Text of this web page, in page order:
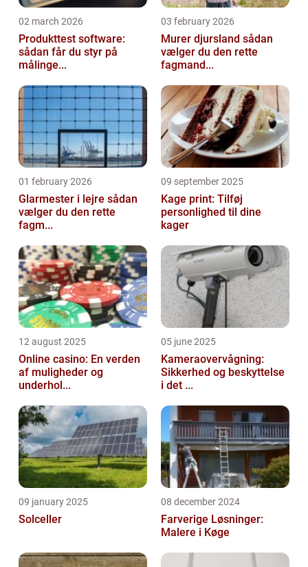
02 march 2026
Produkttest software:
sådan får du styr på
målinge...
03 february 2026
Murer djursland sådan
vælger du den rette
fagmand...
01 february 2026
Glarmester i lejre sådan
vælger du den rette
fagm...
09 september 2025
Kage print: Tilføj
personlighed til dine
kager
12 august 2025
Online casino: En verden
af muligheder og
underhol...
05 june 2025
Kameraovervågning:
Sikkerhed og beskyttelse
i det ...
09 january 2025
Solceller
08 december 2024
Farverige Løsninger:
Malere i Køge